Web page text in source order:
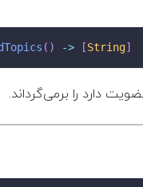
( ) -> [String]
دارد را برمی‌گرداند.